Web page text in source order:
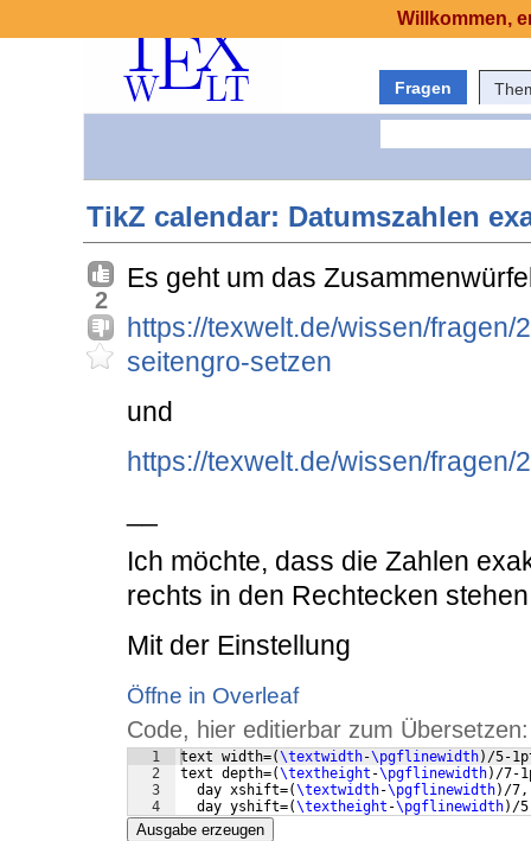
Fragen
TikZ calendar: Datumszahlen
2
Es geht um das
https://texwelt.de/wissen/
seitengro-setzen
und
https://texwelt.de/wissen/
Ich möchte, dass die Zahlen
rechts in den Rechtecken
Mit der Einstellung
Öffne in Overleaf
Code, hier editierbar zum Übersetzen:
1
2
3
4
text width=(\textwidth-\pgflinewidth) /5-
text depth=(\textheight -\pgflinewidth) /7-
  day xshift=
(\textwidth-\pgflinewidth) /7,
  day yshift=
(\textheight -\pgflinewidth) /
Ausgabe erzeugen
Willkommen,